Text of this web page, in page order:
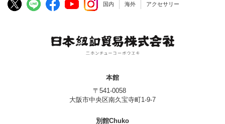
国内 海外 アクセサリー
本館
〒541-0058
大阪市中央区南久宝寺町1-9-7
別館Chuko